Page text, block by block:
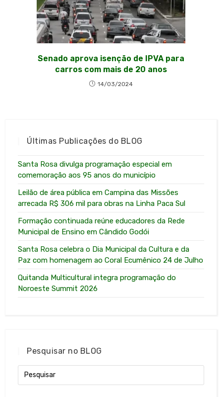
Senado aprova isenção de IPVA para
carros com mais de 20 anos
14/03/2024
Últimas Publicações do BLOG
Santa Rosa divulga programação especial em
comemoração aos 95 anos do município
Leilão de área pública em Campina das Missões
arrecada R$ 306 mil para obras na Linha Paca Sul
Formação continuada reúne educadores da Rede
Municipal de Ensino em Cândido Godói
Santa Rosa celebra o Dia Municipal da Cultura e da
Paz com homenagem ao Coral Ecumênico 24 de Julho
Quitanda Multicultural integra programação do
Noroeste Summit 2026
Pesquisar no BLOG